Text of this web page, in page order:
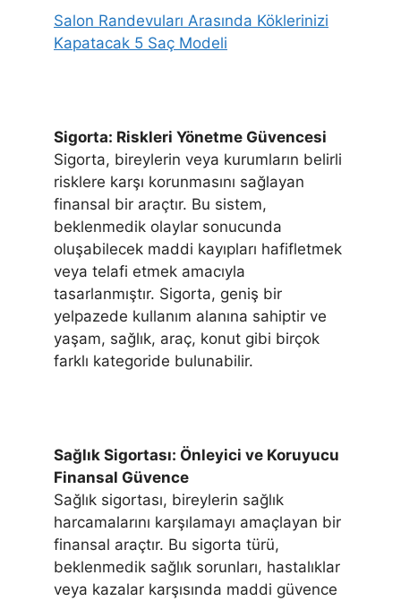
Salon Randevuları Arasında Köklerinizi
Kapatacak 5 Saç Modeli
Sigorta: Riskleri Yönetme Güvencesi
Sigorta, bireylerin veya kurumların belirli
risklere karşı korunmasını sağlayan
finansal bir araçtır. Bu sistem,
beklenmedik olaylar sonucunda
oluşabilecek maddi kayıpları hafifletmek
veya telafi etmek amacıyla
tasarlanmıştır. Sigorta, geniş bir
yelpazede kullanım alanına sahiptir ve
yaşam, sağlık, araç, konut gibi birçok
farklı kategoride bulunabilir.
Sağlık Sigortası: Önleyici ve Koruyucu
Finansal Güvence
Sağlık sigortası, bireylerin sağlık
harcamalarını karşılamayı amaçlayan bir
finansal araçtır. Bu sigorta türü,
beklenmedik sağlık sorunları, hastalıklar
veya kazalar karşısında maddi güvence